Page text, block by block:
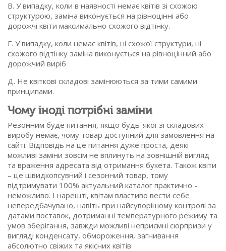
В. У випадку, коли в наявності немає квітів зі схожою
структурою, заміна виконується на рівноцінні або
дорожчі квіти максимально схожого відтінку.
Г. У випадку, коли немає квітів, ні схожої структури, ні
схожого відтінку заміна виконується на рівноцінний або
дорожчий виріб
Д. Не квіткові складові замінюються за тими самими
принципами.
Чому іноді потрібні заміни
Резонним буде питання, якщо будь-якої зі складових
виробу немає, чому товар доступний для замовлення на
сайті. Відповідь на це питання дуже проста, деякі
можливі заміни зовсім не вплинуть на зовнішній вигляд
та враження адресата від отримання букета. Також квіти
– це швидкопсувний і сезонний товар, тому
підтримувати 100% актуальний каталог практично -
неможливо. І нарешті, квітам властиво вести себе
непередбачувано, навіть при найсуворішому контролі за
датами поставок, дотриманні температурного режиму та
умов зберігання, завжди можливі неприємні сюрпризи у
вигляді конденсату, обмороження, загнивання
абсолютно свіжих та якісних квітів.